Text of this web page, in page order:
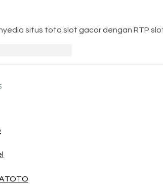
situs toto slot gacor dengan RTP